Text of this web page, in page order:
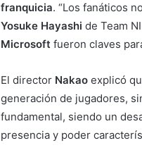
franquicia. “Los fanáticos
Yosuke Hayashi de Team
Microsoftfueron claves
El director Nakaoexplicó
generación de jugadores,
fundamental, siendo un
presencia y poder